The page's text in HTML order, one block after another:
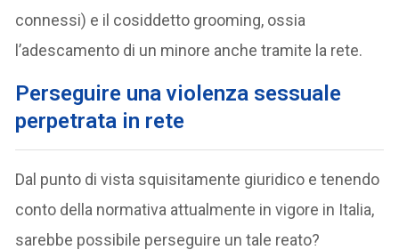
connessi) e il cosiddetto grooming, ossia
l’adescamento di un minore anche tramite la rete.
Perseguire una violenza sessuale
perpetrata in rete
Dal punto di vista squisitamente giuridico e tenendo
conto della normativa attualmente in vigore in Italia,
sarebbe possibile perseguire un tale reato?